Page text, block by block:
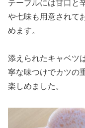
テーブルには甘口と
や七味も用意されて
めます。
添えられたキャベツ
寧な味つけでカツの
楽しめました。